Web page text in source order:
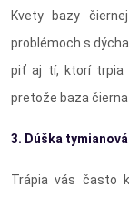
Kvety bazy
problémoch s
piť aj tí, ktorí trpia
pretože baza
3. Dúška tymianová
Trápia vás často